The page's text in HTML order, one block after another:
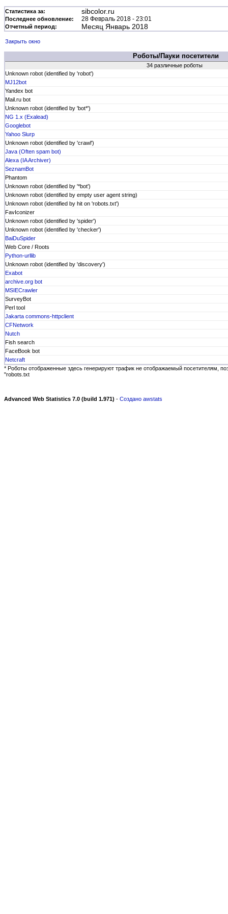
Статистика за: sibcolor.ru
Последнее обновление: 28 Февраль 2018 - 23:01
Отчетный период: Месяц Январь 2018
Закрыть окно
Роботы/Пауки посетители
34 различные роботы
Unknown robot (identified by 'robot')
MJ12bot
Yandex bot
Mail.ru bot
Unknown robot (identified by 'bot*')
NG 1.x (Exalead)
Googlebot
Yahoo Slurp
Unknown robot (identified by 'crawl')
Java (Often spam bot)
Alexa (IA Archiver)
SeznamBot
Phantom
Unknown robot (identified by '*bot')
Unknown robot (identified by empty user agent string)
Unknown robot (identified by hit on 'robots.txt')
FavIconizer
Unknown robot (identified by 'spider')
Unknown robot (identified by 'checker')
BaiDuSpider
Web Core / Roots
Python-urllib
Unknown robot (identified by 'discovery')
Exabot
archive.org bot
MSIECrawler
SurveyBot
Perl tool
Jakarta commons-httpclient
CFNetwork
Nutch
Fish search
FaceBook bot
Netcraft
* Роботы отображенные здесь генерируют трафик не отображаемый посетителям,
"robots.txt
Advanced Web Statistics 7.0 (build 1.971) - Создано awstats